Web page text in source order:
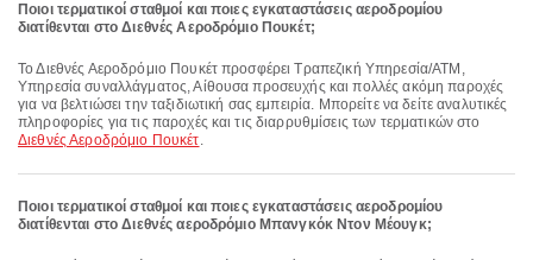
Ποιοι τερματικοί σταθμοί και ποιες εγκαταστάσεις αεροδρομίου
διατίθενται στο Διεθνές Αεροδρόμιο Πουκέτ;
Το Διεθνές Αεροδρόμιο Πουκέτ προσφέρει Τραπεζική Υπηρεσία/ΑΤΜ,
Υπηρεσία συναλλάγματος, Αίθουσα προσευχής και πολλές ακόμη παροχές
για να βελτιώσει την ταξιδιωτική σας εμπειρία. Μπορείτε να δείτε αναλυτικές
πληροφορίες για τις παροχές και τις διαρρυθμίσεις των τερματικών στο
Διεθνές Αεροδρόμιο Πουκέτ.
Ποιοι τερματικοί σταθμοί και ποιες εγκαταστάσεις αεροδρομίου
διατίθενται στο Διεθνές αεροδρόμιο Μπανγκόκ Ντον Μέουγκ;